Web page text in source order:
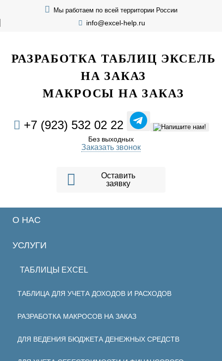
Мы работаем по всей территории России
info@excel-help.ru
РАЗРАБОТКА ТАБЛИЦ ЭКСЕЛЬ
НА ЗАКАЗ
МАКРОСЫ НА ЗАКАЗ
+7 (923) 532 02 22
Без выходных
Заказать звонок
Оставить
заявку
О НАС
УСЛУГИ
ТАБЛИЦЫ EXCEL
ТАБЛИЦА ДЛЯ УЧЕТА ДОХОДОВ И РАСХОДОВ
РАЗРАБОТКА МАКРОСОВ НА ЗАКАЗ
ДЛЯ ВЕДЕНИЯ БЮДЖЕТА ДЕНЕЖНЫХ СРЕДСТВ